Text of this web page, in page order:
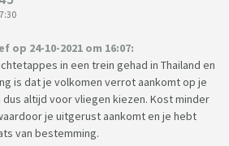
24-10-2021 om 16:07:
in een trein gehad in Thailand en
is dat je volkomen verrot aankomt op je
altijd voor vliegen kiezen. Kost minder
je uitgerust aankomt en je hebt
van bestemming.